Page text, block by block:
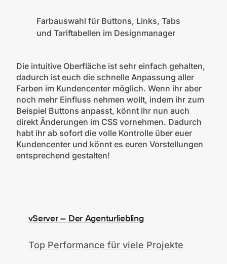
Farbauswahl für Buttons, Links, Tabs
und Tariftabellen im Designmanager
Die intuitive Oberfläche ist sehr einfach gehalten,
dadurch ist euch die schnelle Anpassung aller
Farben im Kundencenter möglich. Wenn ihr aber
noch mehr Einfluss nehmen wollt, indem ihr zum
Beispiel Buttons anpasst, könnt ihr nun auch
direkt Änderungen im CSS vornehmen. Dadurch
habt ihr ab sofort die volle Kontrolle über euer
Kundencenter und könnt es euren Vorstellungen
entsprechend gestalten!
vServer – Der Agenturliebling
Top Performance für viele Projekte